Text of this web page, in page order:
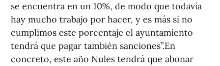
se encuentra en un 10%, de modo que todavía
hay mucho trabajo por hacer, y es más si no
cumplimos este porcentaje el ayuntamiento
tendrá que pagar también sanciones”.En
concreto, este año Nules tendrá que abonar